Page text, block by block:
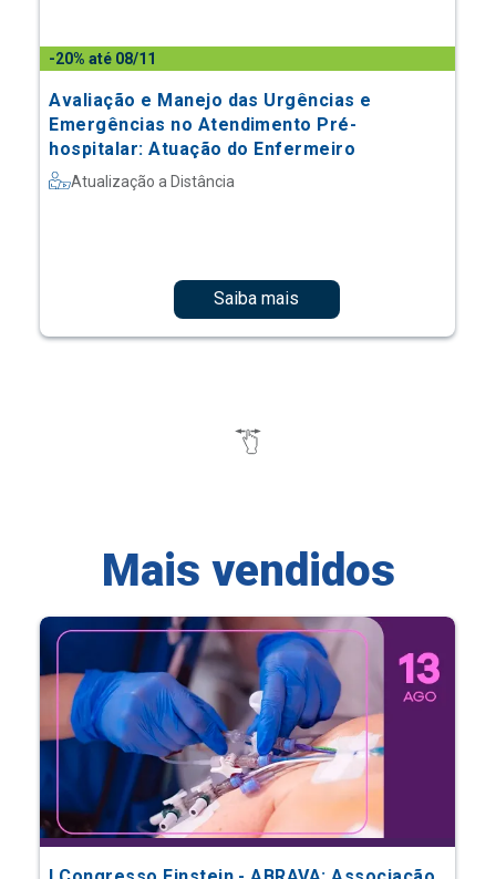
-20% até 08/11
Avaliação e Manejo das Urgências e
Emergências no Atendimento Pré-
hospitalar: Atuação do Enfermeiro
Atualização a Distância
Saiba mais
Mais vendidos